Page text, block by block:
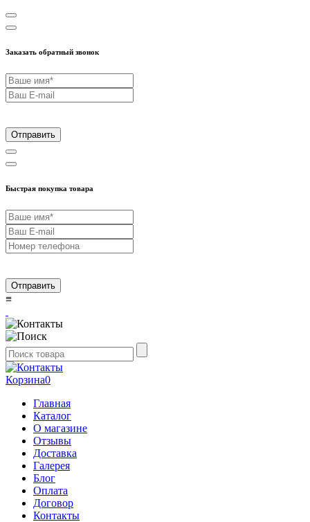
Заказать обратный звонок
Отправить
Быстрая покупка товара
Отправить
≡
Корзина0
Главная
Каталог
О магазине
Отзывы
Доставка
Галерея
Блог
Оплата
Договор
Контакты